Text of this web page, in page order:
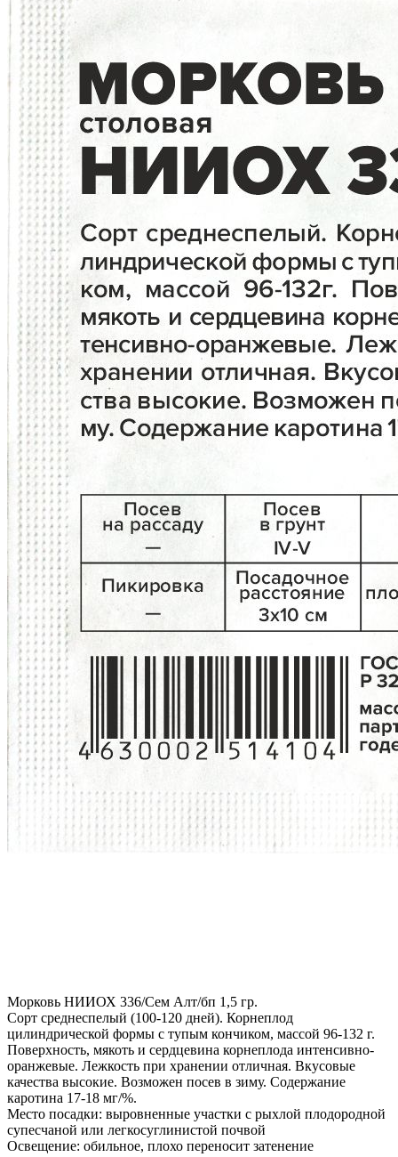
Морковь НИИОХ 336/Сем Алт/бп 1,5 гр.
Сорт среднеспелый (100-120 дней). Корнеплод
цилиндрической формы с тупым кончиком, массой 96-132 г.
Поверхность, мякоть и сердцевина корнеплода интенсивно-
оранжевые. Лежкость при хранении отличная. Вкусовые
качества высокие. Возможен посев в зиму. Содержание
каротина 17-18 мг/%.
Место посадки: выровненные участки с рыхлой плодородной
супесчаной или легкосуглинистой почвой
Освещение: обильное, плохо переносит затенение